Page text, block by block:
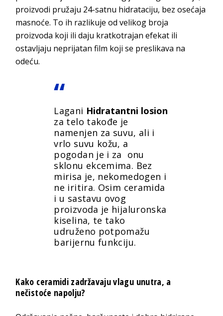
proizvodi pružaju 24-satnu hidrataciju, bez osećaja
masnoće. To ih razlikuje od velikog broja
proizvoda koji ili daju kratkotrajan efekat ili
ostavljaju neprijatan film koji se preslikava na
odeću.
Lagani Hidratantni losion
za telo takođe je
namenjen za suvu, ali i
vrlo suvu kožu, a
pogodan je i za onu
sklonu ekcemima. Bez
mirisa je, nekomedogen i
ne iritira. Osim ceramida
i u sastavu ovog
proizvoda je hijaluronska
kiselina, te tako
udruženo potpomažu
barijernu funkciju.
Kako ceramidi zadržavaju vlagu unutra, a
nečistoće napolju?